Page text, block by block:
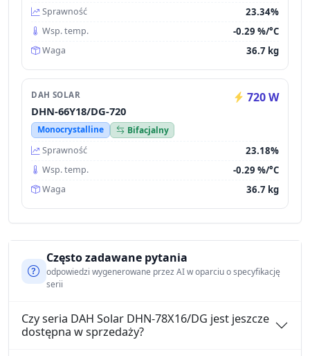
Sprawność
23.34%
Wsp. temp. -0.29 %/°C
Waga 36.7 kg
DAH SOLAR 720 W
DHN-66Y18/DG-720
Monocrystalline
Bifacjalny
Sprawność
23.18%
Wsp. temp. -0.29 %/°C
Waga 36.7 kg
Często zadawane pytania
odpowiedzi wygenerowane przez AI w oparciu o specyfikację
serii
Czy seria DAH Solar DHN-78X16/DG jest jeszcze
dostępna w sprzedaży?